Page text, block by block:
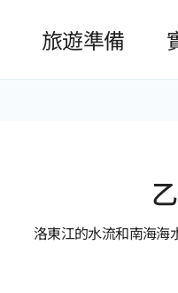
旅遊準備
洛東江的水流和南海海